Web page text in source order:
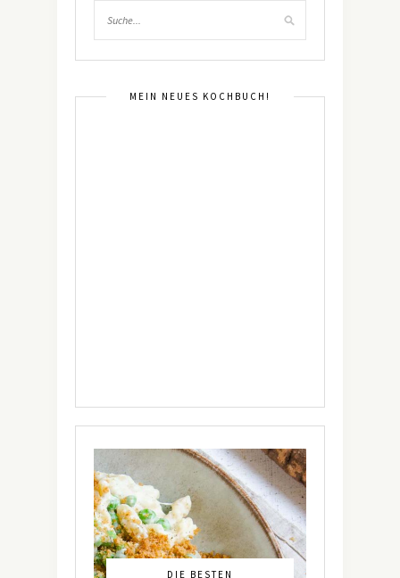
MEIN NEUES KOCHBUCH!
DIE BESTEN